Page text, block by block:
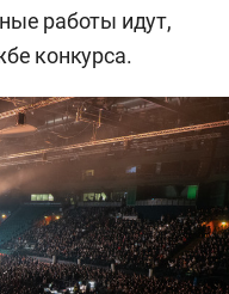
работы идут,
конкурса.